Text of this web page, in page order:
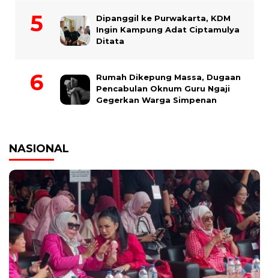
Dipanggil ke Purwakarta, KDM
Ingin Kampung Adat Ciptamulya
Ditata
Rumah Dikepung Massa, Dugaan
Pencabulan Oknum Guru Ngaji
Gegerkan Warga Simpenan
NASIONAL